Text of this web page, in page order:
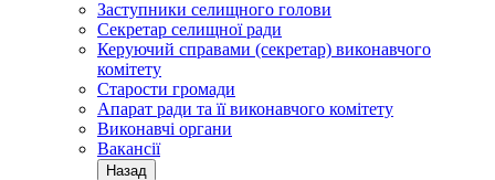
Заступники селищного голови
Секретар селищної ради
Керуючий справами (секретар) виконавчого
комітету
Старости громади
Апарат ради та її виконавчого комітету
Виконавчі органи
Вакансії
Назад